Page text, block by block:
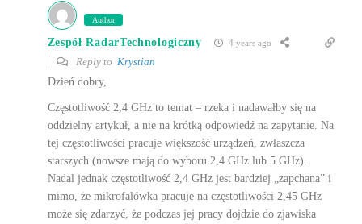
Author
Zespół RadarTechnologiczny 4 years ago
Reply to Krystian
Dzień dobry,
Częstotliwość 2,4 GHz to temat – rzeka i nadawałby się na
oddzielny artykuł, a nie na krótką odpowiedź na zapytanie. Na
tej częstotliwości pracuje większość urządzeń, zwłaszcza
starszych (nowsze mają do wyboru 2,4 GHz lub 5 GHz).
Nadal jednak częstotliwość 2,4 GHz jest bardziej „zapchana” i
mimo, że mikrofalówka pracuje na częstotliwości 2,45 GHz
może się zdarzyć, że podczas jej pracy dojdzie do zjawiska